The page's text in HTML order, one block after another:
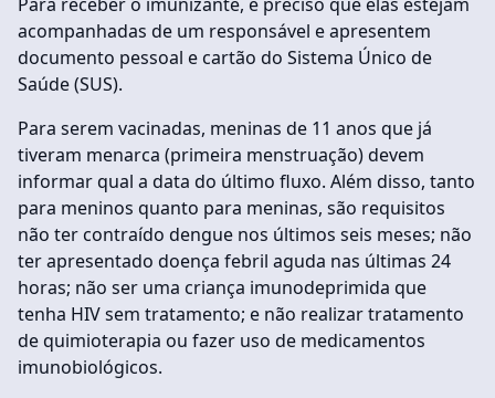
acompanhadas de um responsável e apresentem
documento pessoal e cartão do Sistema Único de
Saúde (SUS).
Para serem vacinadas, meninas de 11 anos que já
tiveram menarca (primeira menstruação) devem
informar qual a data do último fluxo. Além disso, tanto
para meninos quanto para meninas, são requisitos
não ter contraído dengue nos últimos seis meses; não
ter apresentado doença febril aguda nas últimas 24
horas; não ser uma criança imunodeprimida que
tenha HIV sem tratamento; e não realizar tratamento
de quimioterapia ou fazer uso de medicamentos
imunobiológicos.